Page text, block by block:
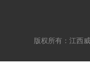
版权所有：江西